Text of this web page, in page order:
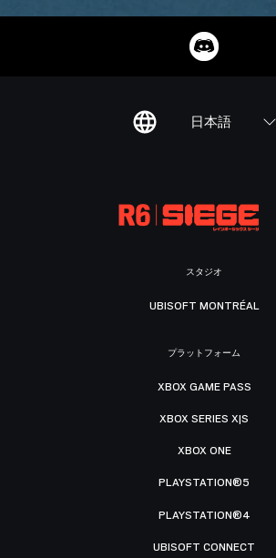
日本語
スタジオ
UBISOFT MONTRÉAL
プラットフォーム
XBOX GAME PASS
XBOX SERIES X|S
XBOX ONE
PLAYSTATION®5
PLAYSTATION®4
UBISOFT CONNECT